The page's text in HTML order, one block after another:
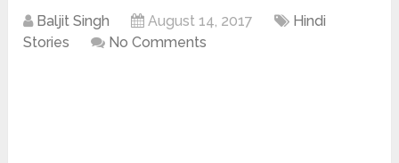
Baljit Singh August 14, 2017
Hindi
Stories
No Comments